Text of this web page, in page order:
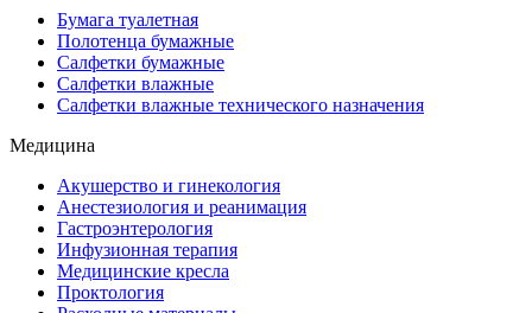
Бумага туалетная
Полотенца бумажные
Салфетки бумажные
Салфетки влажные
Салфетки влажные технического назначения
Медицина
Акушерство и гинекология
Анестезиология и реанимация
Гастроэнтерология
Инфузионная терапия
Медицинские кресла
Проктология